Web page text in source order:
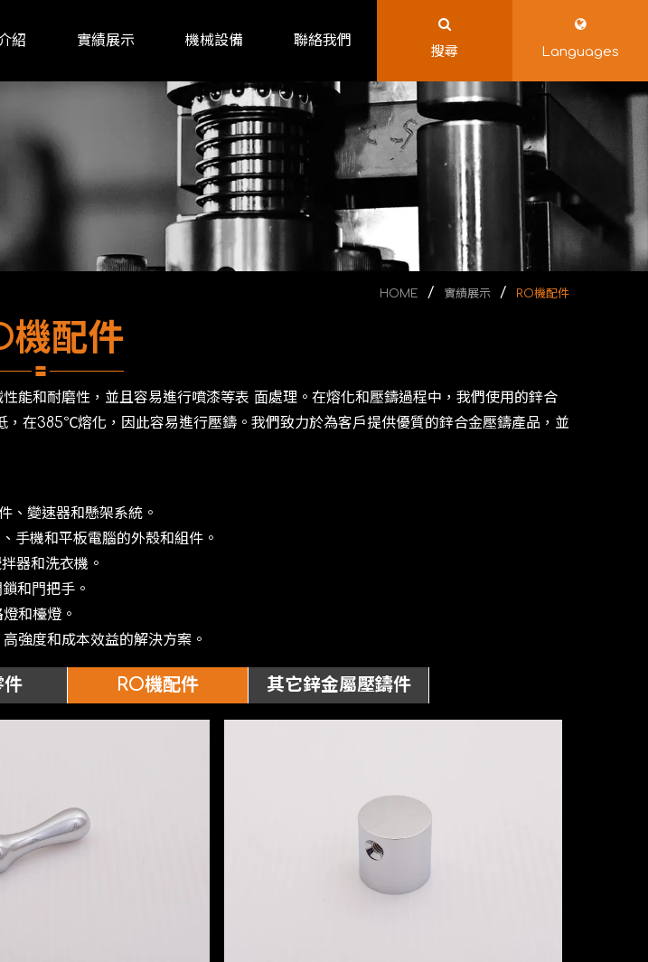
紹 實績展示 機械設備 聯絡我們
搜尋 Languages
HOME 實績展示 RO機配件
機配件
能和耐磨性，並且容易進⾏噴漆等表 ⾯處理。在熔化和壓鑄過程中，我們使⽤的鋅合
在385℃熔化，因此容易進⾏壓鑄。我們致⼒於為客⼾提供優質的鋅合⾦壓鑄產品，並
、變速器和懸架系統。
⼿機和平板電腦的外殼和組件。
器和洗衣機。
和⾨把⼿。
和檯燈。
強度和成本效益的解決⽅案。
件 RO機配件 其它鋅金屬壓鑄件